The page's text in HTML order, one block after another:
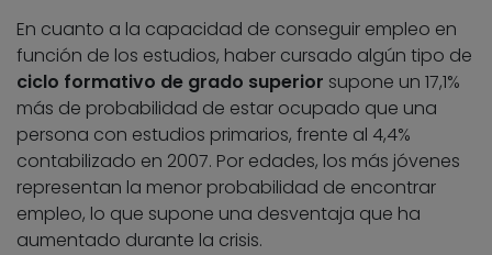
En cuanto a la capacidad de conseguir empleo en
función de los estudios, haber cursado algún tipo de
ciclo formativo de grado superior supone un 17,1%
más de probabilidad de estar ocupado que una
persona con estudios primarios, frente al 4,4%
contabilizado en 2007. Por edades, los más jóvenes
representan la menor probabilidad de encontrar
empleo, lo que supone una desventaja que ha
aumentado durante la crisis.